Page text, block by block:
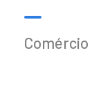
Comércio